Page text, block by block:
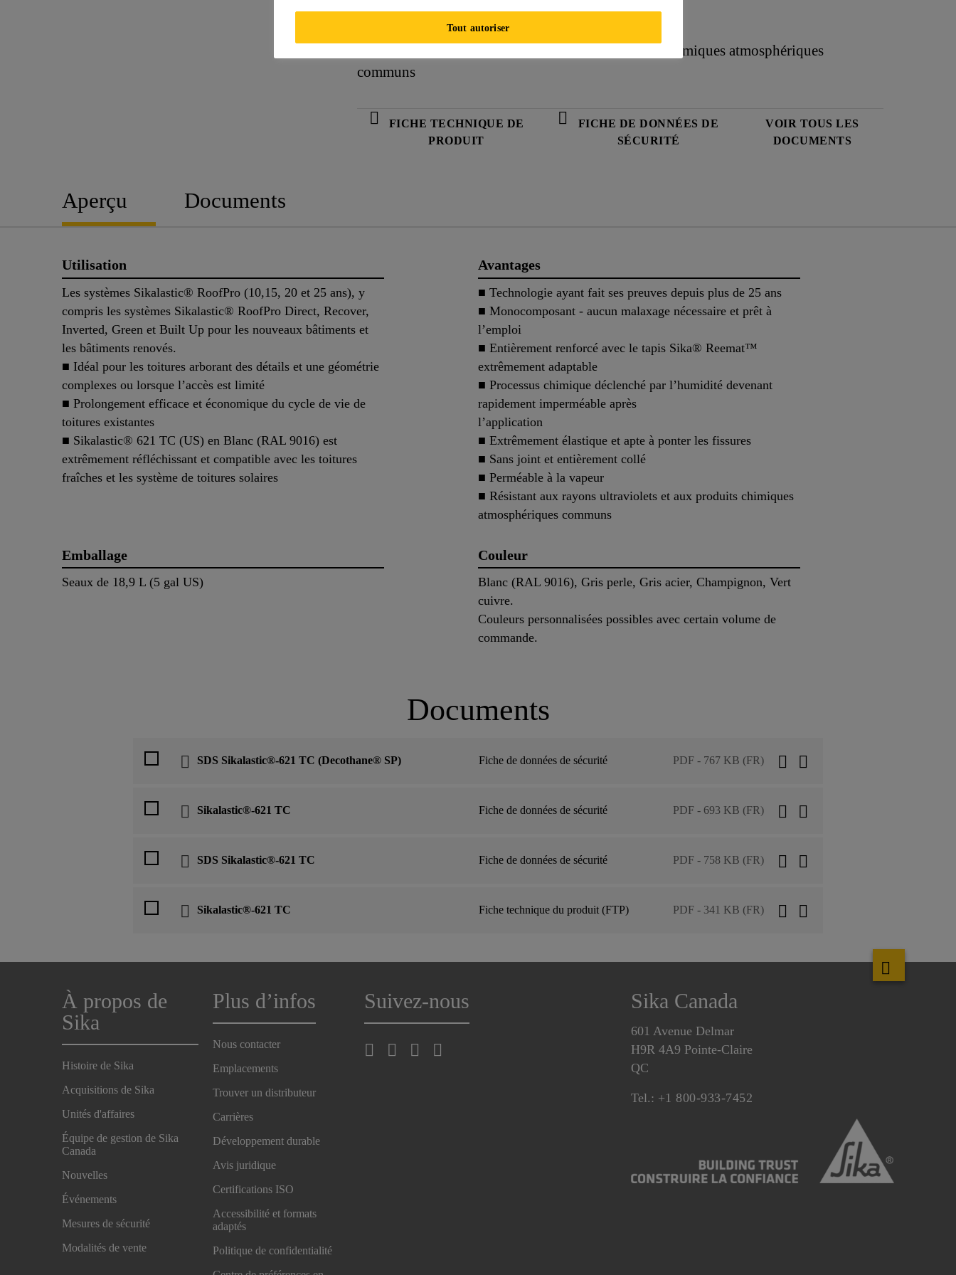
■ Sans joint et entièrement collé
■ Perméable à la vapeur
■ Résistant aux rayons ultraviolets et aux produits chimiques atmosphériques
communs
FICHE TECHNIQUE DE
PRODUIT
FICHE DE DONNÉES DE
SÉCURITÉ
VOIR TOUS LES
DOCUMENTS
Aperçu Documents
Utilisation
Les systèmes Sikalastic® RoofPro (10,15, 20 et 25 ans), y
compris les systèmes Sikalastic® RoofPro Direct, Recover,
Inverted, Green et Built Up pour les nouveaux bâtiments et
les bâtiments renovés.
■ Idéal pour les toitures arborant des détails et une géométrie
complexes ou lorsque l’accès est limité
■ Prolongement efficace et économique du cycle de vie de
toitures existantes
■ Sikalastic® 621 TC (US) en Blanc (RAL 9016) est
extrêmement réfléchissant et compatible avec les toitures
fraîches et les système de toitures solaires
Avantages
■ Technologie ayant fait ses preuves depuis plus de 25 ans
■ Monocomposant - aucun malaxage nécessaire et prêt à
l’emploi
■ Entièrement renforcé avec le tapis Sika® Reemat™
extrêmement adaptable
■ Processus chimique déclenché par l’humidité devenant
rapidement imperméable après
l’application
■ Extrêmement élastique et apte à ponter les fissures
■ Sans joint et entièrement collé
■ Perméable à la vapeur
■ Résistant aux rayons ultraviolets et aux produits chimiques
atmosphériques communs
Emballage
Seaux de 18,9 L (5 gal US)
Couleur
Blanc (RAL 9016), Gris perle, Gris acier, Champignon, Vert
cuivre.
Couleurs personnalisées possibles avec certain volume de
commande.
Documents
SDS Sikalastic®-621 TC (Decothane® SP) Fiche de données de sécurité PDF - 767 KB (FR)
Sikalastic®-621 TC Fiche de données de sécurité PDF - 693 KB (FR)
SDS Sikalastic®-621 TC Fiche de données de sécurité PDF - 758 KB (FR)
Sikalastic®-621 TC Fiche technique du produit (FTP) PDF - 341 KB (FR)
À propos de
Sika
Histoire de Sika
Acquisitions de Sika
Unités d'affaires
Équipe de gestion de Sika
Canada
Nouvelles
Événements
Mesures de sécurité
Modalités de vente
Plus d’infos
Nous contacter
Emplacements
Trouver un distributeur
Carrières
Développement durable
Avis juridique
Certifications ISO
Accessibilité et formats
adaptés
Politique de confidentialité
Suivez-nous Sika Canada
601 Avenue Delmar
H9R 4A9 Pointe-Claire
QC
Tel.: +1 800-933-7452
Tout autoriser